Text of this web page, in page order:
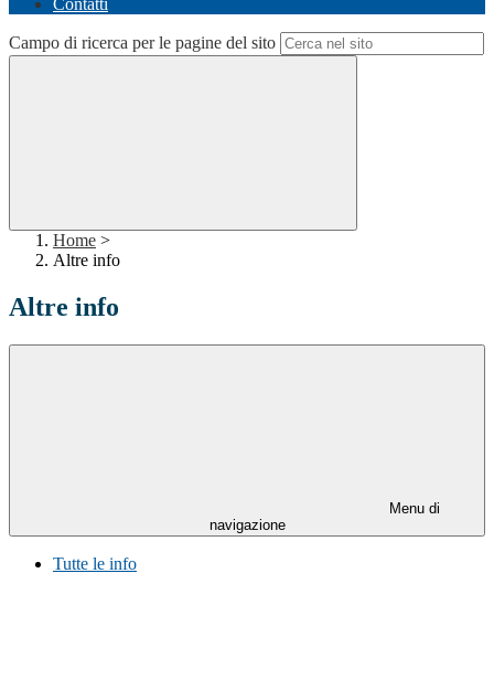
Contatti
Campo di ricerca per le pagine del sito
Home >
Altre info
Altre info
Menu di
navigazione
Tutte le info